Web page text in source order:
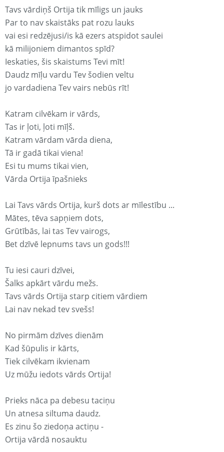
Tavs vārdiņš Ortija tik mīligs un jauks
Par to nav skaistāks pat rozu lauks
vai esi redzējusi/is kā ezers atspidot saulei
kā milijoniem dimantos spīd?
Ieskaties, šis skaistums Tevi mīt!
Daudz mīļu vardu Tev šodien veltu
jo vardadiena Tev vairs nebūs rīt!
Katram cilvēkam ir vārds,
Tas ir ļoti, ļoti mīļš.
Katram vārdam vārda diena,
Tā ir gadā tikai viena!
Esi tu mums tikai vien,
Vārda Ortija īpašnieks
Lai Tavs vārds Ortija, kurš dots ar mīlestību ...
Mātes, tēva sapņiem dots,
Grūtībās, lai tas Tev vairogs,
Bet dzīvē lepnums tavs un gods!!!
Tu iesi cauri dzīvei,
Šalks apkārt vārdu mežs.
Tavs vārds Ortija starp citiem vārdiem
Lai nav nekad tev svešs!
No pirmām dzīves dienām
Kad šūpulis ir kārts,
Tiek cilvēkam ikvienam
Uz mūžu iedots vārds Ortija!
Prieks nāca pa debesu taciņu
Un atnesa siltuma daudz.
Es zinu šo ziedoņa actiņu -
Ortija vārdā nosauktu